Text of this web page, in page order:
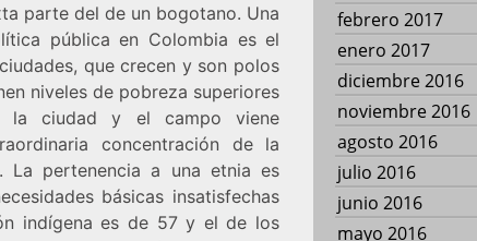
parte del de un bogotano. Una
pública en Colombia es el
que crecen y son polos
niveles de pobreza superiores
ciudad y el campo viene
concentración de la
La pertenencia a una etnia es
básicas insatisfechas
indígena es de 57 y el de los
febrero 2017
enero 2017
diciembre 2016
noviembre 2016
agosto 2016
julio 2016
junio 2016
mayo 2016